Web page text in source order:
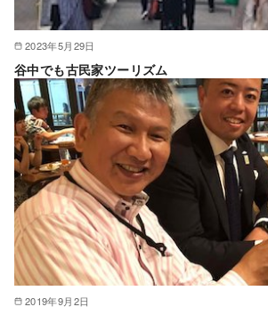
2023年5月29日
谷中でも古民家ツーリズム
2019年9月2日